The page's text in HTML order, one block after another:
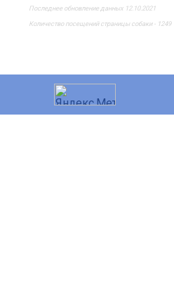
Последнее обновление данных 12.10.2021
Количество посещений страницы собаки - 1249